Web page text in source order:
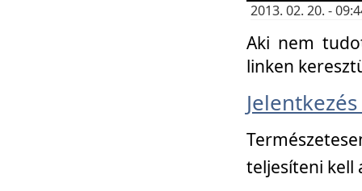
2013. 02. 20. -
Aki nem
linken
Jelentkezés
teljesíteni kell